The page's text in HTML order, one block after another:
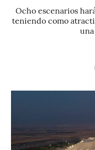
Ocho escenarios
teniendo como